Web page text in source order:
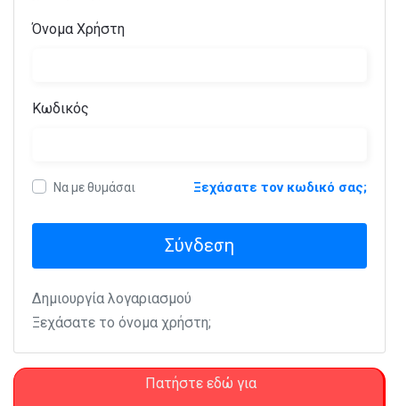
Όνομα Χρήστη
Κωδικός
Να με θυμάσαι Ξεχάσατε τον κωδικό σας;
Σύνδεση
Δημιουργία λογαριασμού
Ξεχάσατε το όνομα χρήστη;
Πατήστε εδώ για